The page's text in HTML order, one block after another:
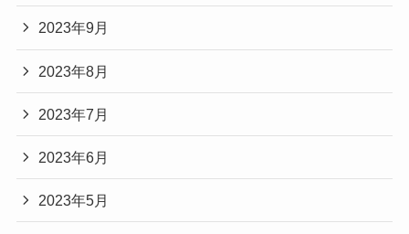
2023年9月
2023年8月
2023年7月
2023年6月
2023年5月